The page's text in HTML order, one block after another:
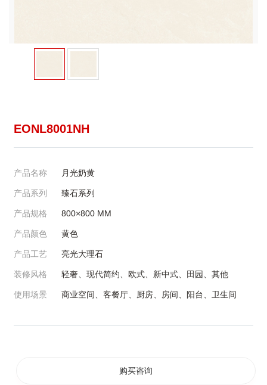
EONL8001NH
产品名称 月光奶黄
产品系列 臻石系列
产品规格 800×800 MM
产品颜色 黄色
产品工艺 亮光大理石
装修风格 轻奢、现代简约、欧式、新中式、田园、其他
使用场景 商业空间、客餐厅、厨房、房间、阳台、卫生间
购买咨询